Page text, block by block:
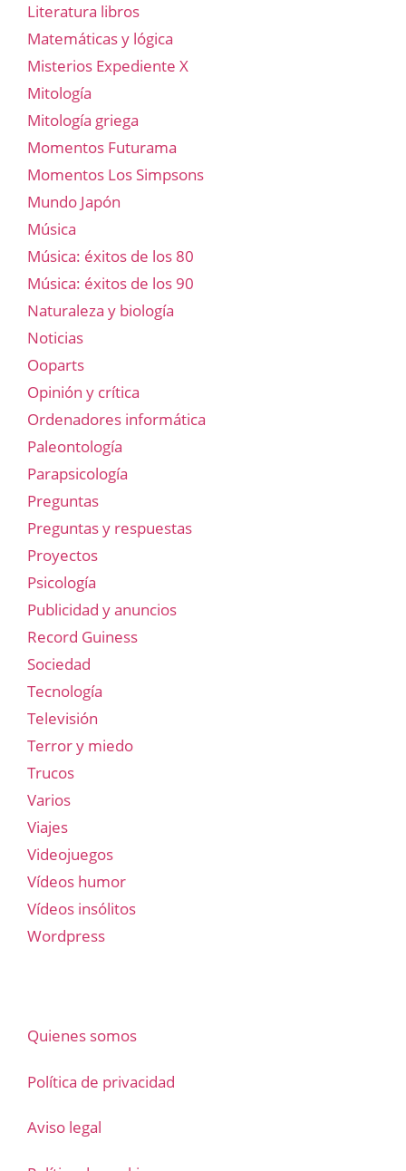
Literatura libros
Matemáticas y lógica
Misterios Expediente X
Mitología
Mitología griega
Momentos Futurama
Momentos Los Simpsons
Mundo Japón
Música
Música: éxitos de los 80
Música: éxitos de los 90
Naturaleza y biología
Noticias
Ooparts
Opinión y crítica
Ordenadores informática
Paleontología
Parapsicología
Preguntas
Preguntas y respuestas
Proyectos
Psicología
Publicidad y anuncios
Record Guiness
Sociedad
Tecnología
Televisión
Terror y miedo
Trucos
Varios
Viajes
Videojuegos
Vídeos humor
Vídeos insólitos
Wordpress
Quienes somos
Política de privacidad
Aviso legal